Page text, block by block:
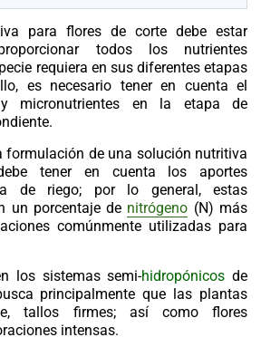
para flores de corte debe estar
todos los nutrientes
requiera en sus diferentes etapas
es necesario tener en cuenta el
micronutrientes en la etapa de
formulación de una solución nutritiva
tener en cuenta los aportes
de riego; por lo general, estas
un porcentaje de nitrógeno (N) más
comúnmente utilizadas para
los sistemas semi-hidropónicos de
principalmente que las plantas
tallos firmes; así como flores
intensas.